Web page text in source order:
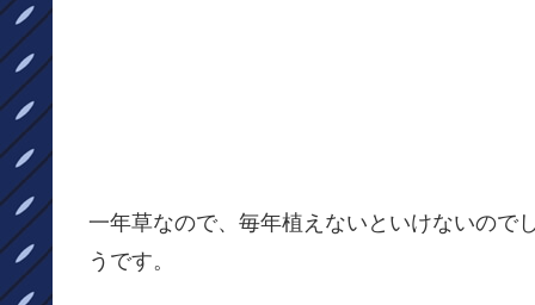
一年草なので、毎年植えないといけないので
うです。